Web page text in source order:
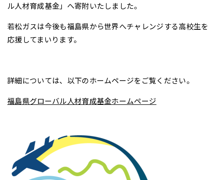
ル人材育成基金」へ寄附いたしました。
若松ガスは今後も福島県から世界へチャレンジする高校生を
応援してまいります。
詳細については、以下のホームページをご覧ください。
福島県グローバル人材育成基金ホームページ